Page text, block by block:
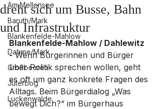
Am Mellensee
Baruth/Mark
Blankenfelde-Mahlow
Dahme/Mark
Großbeeren
Jüterbog
Luckenwalde
dreht sich um Busse, Bahn
und Infrastruktur
Blankenfelde-Mahlow / Dahlewitz
- Wenn Bürgerinnen und Bürger
über Politik sprechen wollen, geht
es oft um ganz konkrete Fragen des
Alltags. Beim Bürgerdialog „Was
bewegt Dich?“ im Bürgerhaus